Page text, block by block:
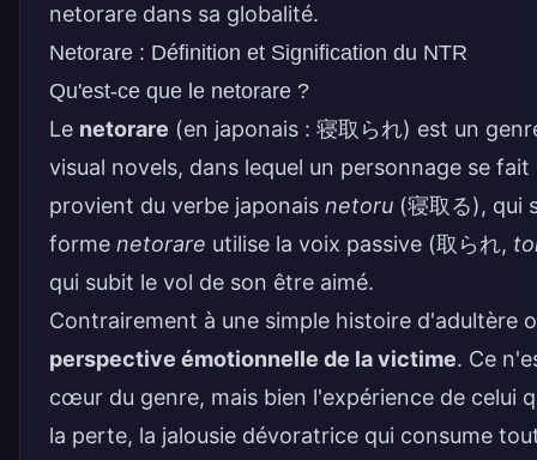
netorare dans sa globalité.
Netorare : Définition et Signification du NTR
Qu'est-ce que le netorare ?
Le netorare (en japonais : 寝取られ) est un
visual novels, dans lequel un personnage se
provient du verbe japonais netoru (寝取る), qui
forme netorare utilise la voix passive (取られ,
qui subit le vol de son être aimé.
Contrairement à une simple histoire d'adultère
perspective émotionnelle de la victime. Ce
cœur du genre, mais bien l'expérience de celui
la perte, la jalousie dévoratrice qui consume